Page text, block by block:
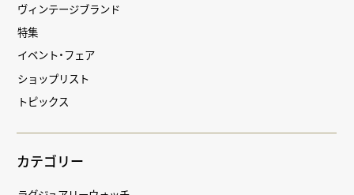
ヴィンテージブランド
特集
イベント・フェア
ショップリスト
トピックス
カテゴリー